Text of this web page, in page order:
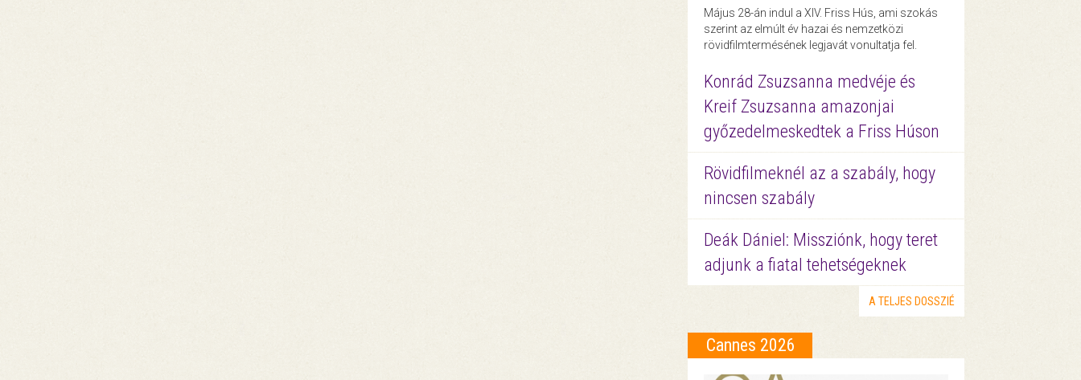
Május 28-án indul a XIV. Friss Hús, ami szokás
szerint az elmúlt év hazai és nemzetközi
rövidfilmtermésének legjavát vonultatja fel.
Konrád Zsuzsanna medvéje és
Kreif Zsuzsanna amazonjai
győzedelmeskedtek a Friss Húson
Rövidfilmeknél az a szabály, hogy
nincsen szabály
Deák Dániel: Missziónk, hogy teret
adjunk a fiatal tehetségeknek
A TELJES DOSSZIÉ
Cannes 2026